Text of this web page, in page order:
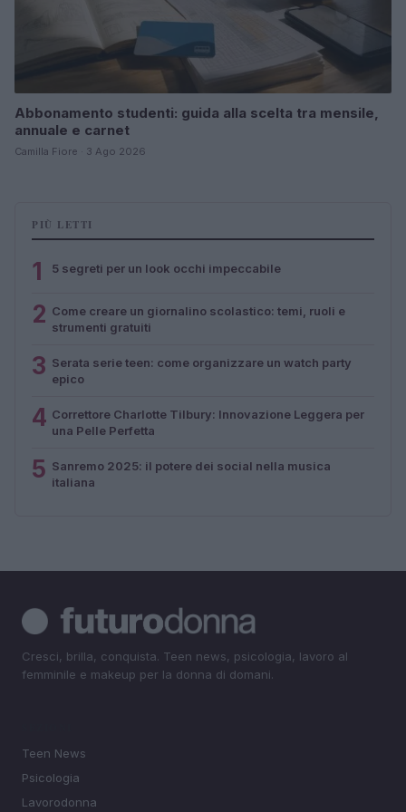
Abbonamento studenti: guida alla scelta tra mensile,
annuale e carnet
Camilla Fiore · 3 Ago 2026
PIÙ LETTI
1 5 segreti per un look occhi impeccabile
2 Come creare un giornalino scolastico: temi, ruoli e
strumenti gratuiti
3 Serata serie teen: come organizzare un watch party
epico
4 Correttore Charlotte Tilbury: Innovazione Leggera per
una Pelle Perfetta
5 Sanremo 2025: il potere dei social nella musica
italiana
Cresci, brilla, conquista. Teen news, psicologia, lavoro al
femminile e makeup per la donna di domani.
Teen News
Psicologia
Lavorodonna